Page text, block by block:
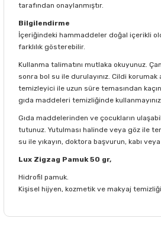
tarafından onaylanmıştır.
Bilgilendirme
İçeriğindeki hammaddeler doğal içerikli
farklılık gösterebilir.
Kullanma talimatını mutlaka okuyunuz.
sonra bol su ile durulayınız. Cildi korumak
temizleyici ile uzun süre temasından
gıda maddeleri temizliğinde kullanmayınız.
Gıda maddelerinden ve çocukların
tutunuz. Yutulması halinde veya göz ile
su ile yıkayın, doktora başvurun, kabı
Lux Zigzag Pamuk 50 gr,
Hidrofil pamuk.
Kişisel hijyen, kozmetik ve makyaj